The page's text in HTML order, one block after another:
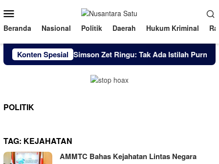
ke
kontenMobile
Beranda Nasional Politik Daerah Hukum Kriminal
Konten Spesial
Brigjen Pol. Simson Zet Ringu: Tak Ada Istilah Purna
POLITIK
TAG: KEJAHATAN
AMMTC Bahas Kejahatan Lintas Negara